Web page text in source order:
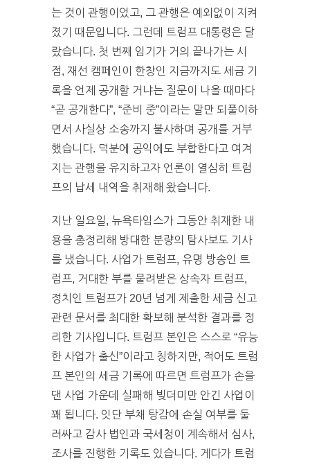
는 것이 관행이었고, 그 관행은 예외없이 지켜
졌기 때문입니다. 그런데 트럼프 대통령은 달
랐습니다. 첫 번째 임기가 거의 끝나가는 시
점, 재선 캠페인이 한창인 지금까지도 세금 기
록을 언제 공개할 거냐는 질문이 나올 때마다
“곧 공개한다”, “준비 중”이라는 말만 되풀이하
면서 사실상 소송까지 불사하며 공개를 거부
했습니다. 덕분에 공익에도 부합한다고 여겨
지는 관행을 유지하고자 언론이 열심히 트럼
프의 납세 내역을 취재해 왔습니다.
지난 일요일, 뉴욕타임스가 그동안 취재한 내
용을 총정리해 방대한 분량의 탐사보도 기사
를 냈습니다. 사업가 트럼프, 유명 방송인 트
럼프, 거대한 부를 물려받은 상속자 트럼프,
정치인 트럼프가 20년 넘게 제출한 세금 신고
관련 문서를 최대한 확보해 분석한 결과를 정
리한 기사입니다. 트럼프 본인은 스스로 “유능
한 사업가 출신”이라고 칭하지만, 적어도 트럼
프 본인의 세금 기록에 따르면 트럼프가 손을
댄 사업 가운데 실패해 빚더미만 안긴 사업이
꽤 됩니다. 잇단 부채 탕감에 손실 여부를 둘
러싸고 감사 법인과 국세청이 계속해서 심사,
조사를 진행한 기록도 있습니다. 게다가 트럼